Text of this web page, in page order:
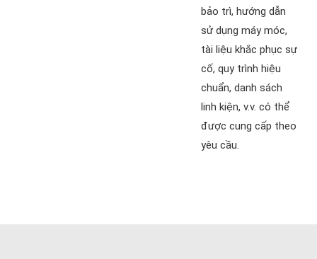
bảo trì, hướng dẫn
sử dụng máy móc,
tài liệu khắc phục sự
cố, quy trình hiệu
chuẩn, danh sách
linh kiện, v.v. có thể
được cung cấp theo
yêu cầu.